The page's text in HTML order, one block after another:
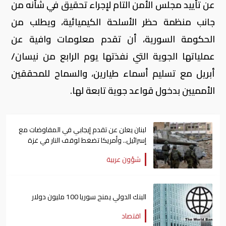
عن تأييد مجلس الأمن التام لإجراء تحقيق في شأنه من
جانب منظمة حظر الأسلحة الكيميائية، ويطلب من
الحكومة السورية، أن تقدم معلومات وافية عن
عملياتها الجوية التي نفذتها يوم الرابع من نيسان/
أبريل مع تسليم أسماء طيارين، والسماح للمحققين
الأمميين بدخول قواعد جوية تابعة لها.
لبنان يعلن عن تقدم إيجابي في المفاوضات مع
إسرائيل.. وأمريكا تضغط لوقف النار في غزة
شؤون عربية
البنك الدولي يمنح سوريا 100 مليون دولار
اقتصاد